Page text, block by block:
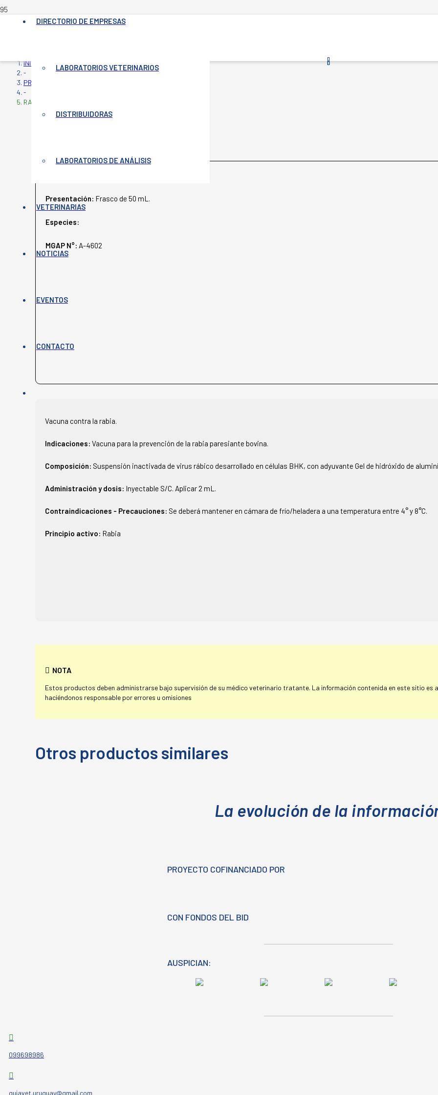
DIRECTORIO DE EMPRESAS
LABORATORIOS VETERINARIOS
DISTRIBUIDORAS
LABORATORIOS DE ANÁLISIS
VETERINARIAS
NOTICIAS
EVENTOS
CONTACTO
INICIO
-
PRODUCTOS VETERINARIOS
-
RABIA PARESIANTE
Presentación: Frasco de 50 mL.
Especies:
MGAP N°: A-4602
Vacuna contra la rabia.
Indicaciones: Vacuna para la prevención de la rabia paresiante bovina.
Composición: Suspensión inactivada de virus rábico desarrollado en células BHK, con adyuvante Gel de hidróxido de
Administración y dosis: Inyectable S/C. Aplicar 2 mL.
Contraindicaciones - Precauciones: Se deberá mantener en cámara de frío/heladera a una temperatura entre 4° y 8°C.
Principio activo: Rabia
NOTA
Estos productos deben administrarse bajo supervisión de su médico veterinario tratante. La información contenida en este sitio
haciéndonos responsable por errores u omisiones
Otros productos similares
La evolución de la
PROYECTO COFINANCIADO POR
CON FONDOS DEL BID
AUSPICIAN:
099698986
guiavet.uruguay@gmail.com